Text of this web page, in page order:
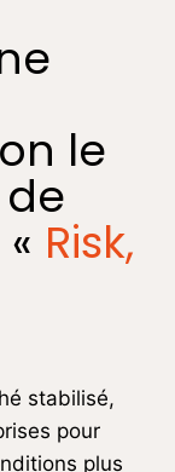
le
Risk,
stabilisé,
pour
plus